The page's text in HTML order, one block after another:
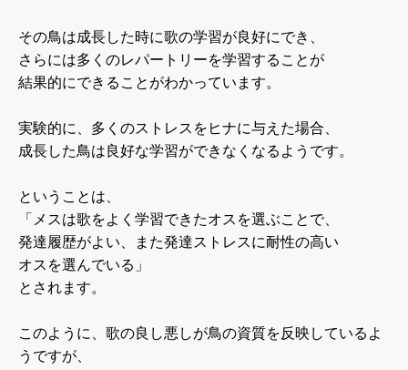
その鳥は成長した時に歌の学習が良好にでき、
さらには多くのレパートリーを学習することが
結果的にできることがわかっています。
実験的に、多くのストレスをヒナに与えた場合、
成長した鳥は良好な学習ができなくなるようです。
ということは、
「メスは歌をよく学習できたオスを選ぶことで、
発達履歴がよい、また発達ストレスに耐性の高い
オスを選んでいる」
とされます。
このように、歌の良し悪しが鳥の資質を反映しているよ
うですが、